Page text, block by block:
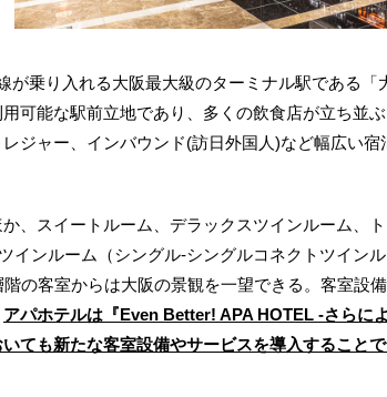
乗り入れる大阪最大級のターミナル駅である「
可能な駅前立地であり、多くの飲食店が立ち並
ジャー、インバウンド(訪日外国人)など幅広い宿
、スイートルーム、デラックスツインルーム、
インルーム（シングル-シングルコネクトツイン
の客室からは大阪の景観を一望できる。客室設備
アパホテルは『Even Better! APA HOTEL -さらに
ても新たな客室設備やサービスを導入すること